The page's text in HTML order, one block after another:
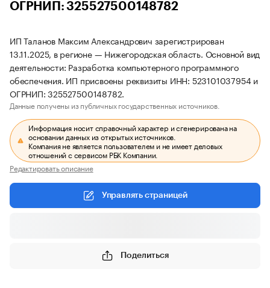
ОГРНИП: 325527500148782
ИП Таланов Максим Александрович зарегистрирован
13.11.2025, в регионе — Нижегородская область. Основной вид
деятельности: Разработка компьютерного программного
обеспечения. ИП присвоены реквизиты ИНН: 523101037954 и
ОГРНИП: 325527500148782.
Данные получены из публичных государственных источников.
Информация носит справочный характер и сгенерирована на
основании данных из открытых источников.
Компания не является пользователем и не имеет деловых
отношений с сервисом РБК Компании.
Редактировать описание
Управлять страницей
Поделиться